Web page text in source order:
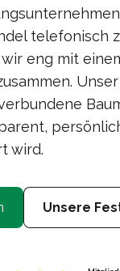
telefonisch
eng mit
wird.
Unsere